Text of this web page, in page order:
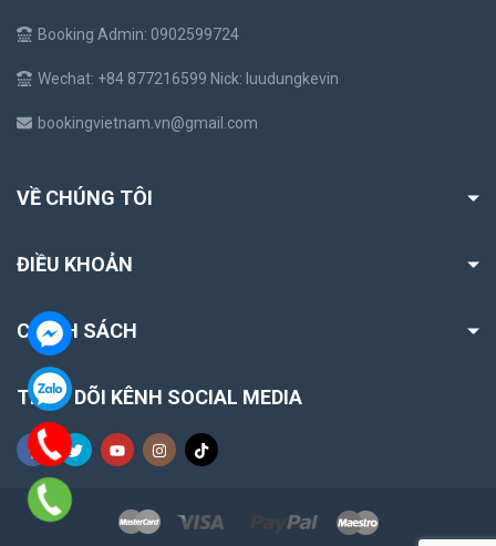
Booking Admin: 0902599724
Wechat: +84 877216599 Nick: luudungkevin
bookingvietnam.vn@gmail.com
VỀ CHÚNG TÔI
ĐIỀU KHOẢN
CHÍNH SÁCH
THEO DÕI KÊNH SOCIAL MEDIA